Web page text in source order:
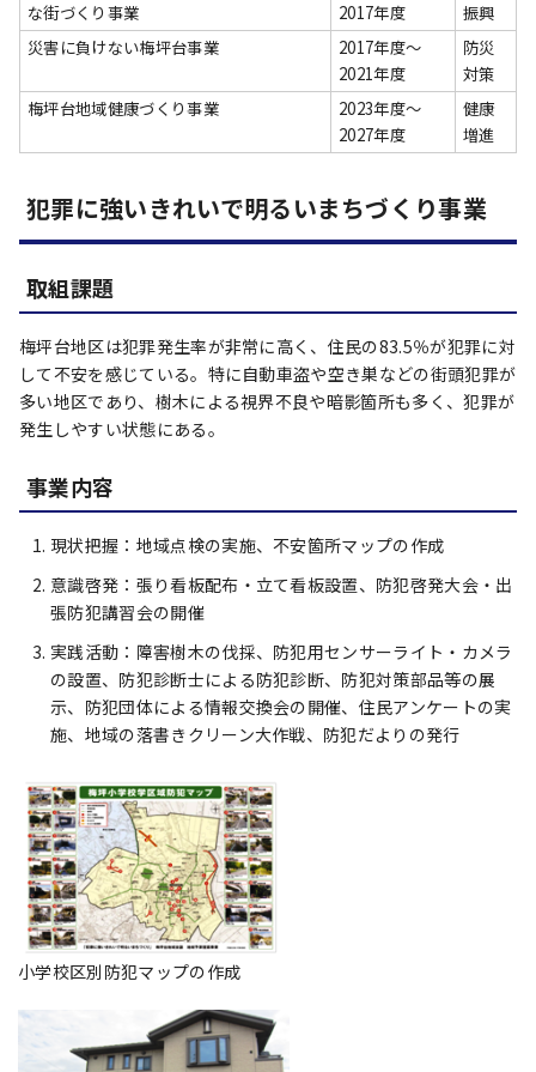
な街づくり事業
2017年度
振興
災害に負けない梅坪台事業
2017年度～
2021年度
防災
対策
梅坪台地域健康づくり事業
2023年度～
2027年度
健康
増進
犯罪に強いきれいで明るいまちづくり事業
取組課題
梅坪台地区は犯罪発生率が非常に高く、住民の83.5％が犯罪に対
して不安を感じている。特に自動車盗や空き巣などの街頭犯罪が
多い地区であり、樹木による視界不良や暗影箇所も多く、犯罪が
発生しやすい状態にある。
事業内容
現状把握：地域点検の実施、不安箇所マップの作成
意識啓発：張り看板配布・立て看板設置、防犯啓発大会・出
張防犯講習会の開催
実践活動：障害樹木の伐採、防犯用センサーライト・カメラ
の設置、防犯診断士による防犯診断、防犯対策部品等の展
示、防犯団体による情報交換会の開催、住民アンケートの実
施、地域の落書きクリーン大作戦、防犯だよりの発行
小学校区別防犯マップの作成